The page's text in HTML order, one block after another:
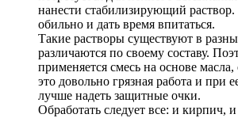
нанести стабилизирующий раствор.
обильно и дать время впитаться.
Такие растворы существуют в
различаются по своему составу.
применяется смесь на основе масла,
это довольно грязная работа и при
лучше надеть защитные очки.
Обработать следует все: и кирпич,